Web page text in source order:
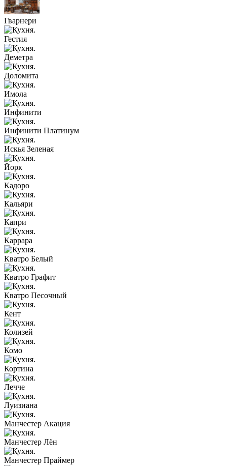
Гварнери
Гестия
Деметра
Доломита
Имола
Инфинити
Инфинити Платинум
Искья Зеленая
Йорк
Кадоро
Кальяри
Капри
Каррара
Кватро Белый
Кватро Графит
Кватро Песочный
Кент
Колизей
Комо
Кортина
Лечче
Луизиана
Манчестер Акация
Манчестер Лён
Манчестер Праймер